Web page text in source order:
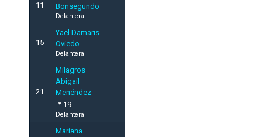
11
Bonsegundo
Delantera
15
Yael Damaris
Oviedo
Delantera
21
Milagros
Abigaíl
Menéndez
19
Delantera
Mariana